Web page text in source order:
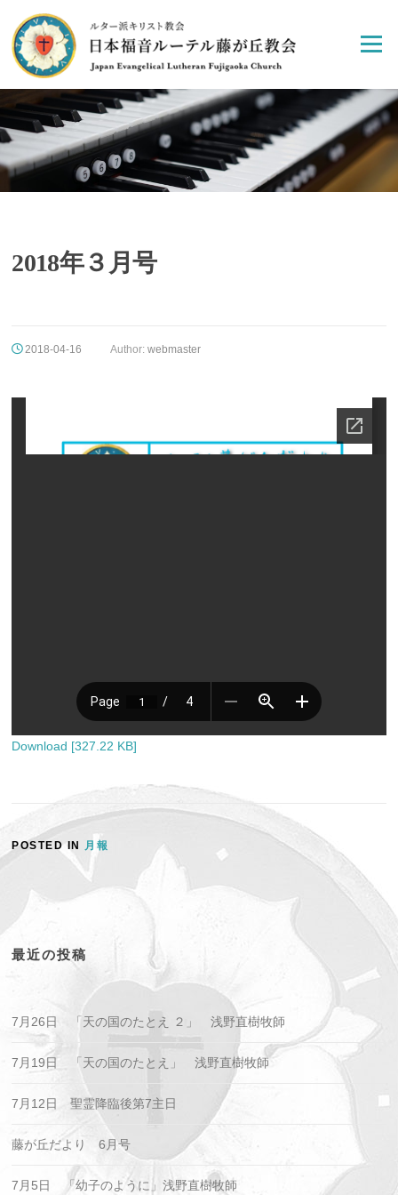
content
Menu
2018年３月号
2018-04-16 Author:webmaster
Download [327.22 KB]
POSTED IN 月報
最近の投稿
7月26日 「天の国のたとえ ２」 浅野直樹牧師
7月19日 「天の国のたとえ」 浅野直樹牧師
7月12日 聖霊降臨後第7主日
藤が丘だより 6月号
7月5日 「幼子のように」浅野直樹牧師